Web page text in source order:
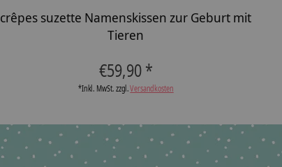
crêpes suzette Namenskissen zur Geburt mit
Tieren
€59,90 *
*Inkl. MwSt. zzgl.Versandkosten